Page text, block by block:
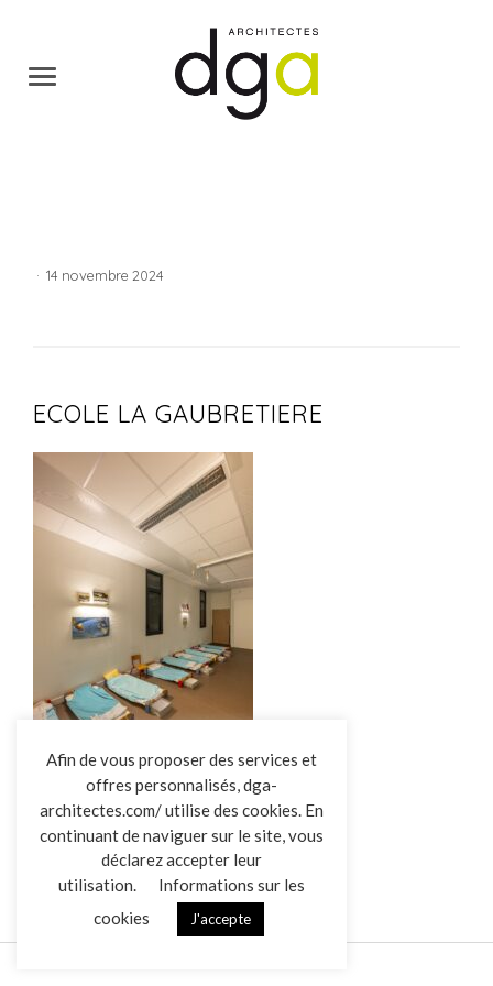
L’AGENCE
RÉALISATIONS
ACTUALITÉS
CONTACT
· 14 novembre 2024
ECOLE LA GAUBRETIERE
ECOLE LA GAUBRETIERE
Afin de vous proposer des services et
offres personnalisés, dga-
architectes.com/ utilise des cookies. En
continuant de naviguer sur le site, vous
déclarez accepter leur
utilisation.
Informations sur les
cookies
J'accepte